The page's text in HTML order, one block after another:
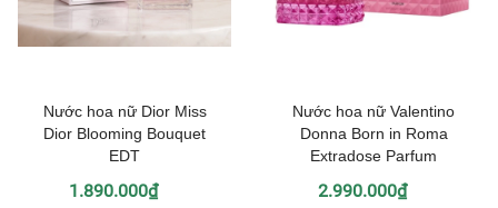
Nước hoa nữ Dior Miss
Dior Blooming Bouquet
EDT
1.890.000₫
Nước hoa nữ Valentino
Donna Born in Roma
Extradose Parfum
2.990.000₫